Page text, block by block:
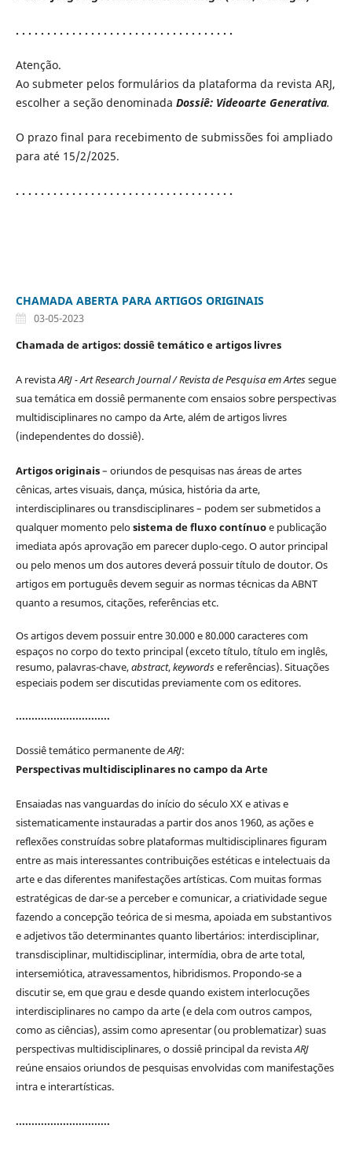
. . . . . . . . . . . . . . . . . . . . . . . . . . . . . . . . . . .
Atenção.
Ao submeter pelos formulários da plataforma da revista ARJ,
escolher a seção denominada Dossiê: Videoarte Generativa.
O prazo final para recebimento de submissões foi ampliado
para até 15/2/2025.
. . . . . . . . . . . . . . . . . . . . . . . . . . . . . . . . . . .
CHAMADA ABERTA PARA ARTIGOS ORIGINAIS
03-05-2023
Chamada de artigos: dossiê temático e artigos livres
A revistaARJ - Art Research Journal / Revista de Pesquisa em Artessegue
sua temática em dossiê permanente com ensaios sobre perspectivas
multidisciplinares no campo da Arte, além de artigos livres
(independentes do dossiê).
Artigos originais– oriundos de pesquisas nas áreas de artes
cênicas, artes visuais, dança, música, história da arte,
interdisciplinares ou transdisciplinares – podem ser submetidos a
qualquer momento pelosistema de fluxo contínuoe publicação
imediata após aprovação em parecer duplo-cego. O autor principal
ou pelo menos um dos autores deverá possuir título de doutor. Os
artigos em português devem seguir as normas técnicas da ABNT
quanto a resumos, citações, referências etc.
Os artigos devem possuir entre 30.000 e 80.000 caracteres com
espaços no corpo do texto principal (exceto título, título em inglês,
resumo, palavras-chave,abstract,keywordse referências). Situações
especiais podem ser discutidas previamente com os editores.
..............................
Dossiê temático permanente deARJ:
Perspectivas multidisciplinares no campo da Arte
Ensaiadas nas vanguardas do início do século XX e ativas e
sistematicamente instauradas a partir dos anos 1960, as ações e
reflexões construídas sobre plataformas multidisciplinares figuram
entre as mais interessantes contribuições estéticas e intelectuais da
arte e das diferentes manifestações artísticas. Com muitas formas
estratégicas de dar-se a perceber e comunicar, a criatividade segue
fazendo a concepção teórica de si mesma, apoiada em substantivos
e adjetivos tão determinantes quanto libertários: interdisciplinar,
transdisciplinar, multidisciplinar, intermídia, obra de arte total,
intersemiótica, atravessamentos, hibridismos. Propondo-se a
discutir se, em que grau e desde quando existem interlocuções
interdisciplinares no campo da arte (e dela com outros campos,
como as ciências), assim como apresentar (ou problematizar) suas
perspectivas multidisciplinares, o dossiê principal da revistaARJ
reúne ensaios oriundos de pesquisas envolvidas com manifestações
intra e interartísticas.
..............................